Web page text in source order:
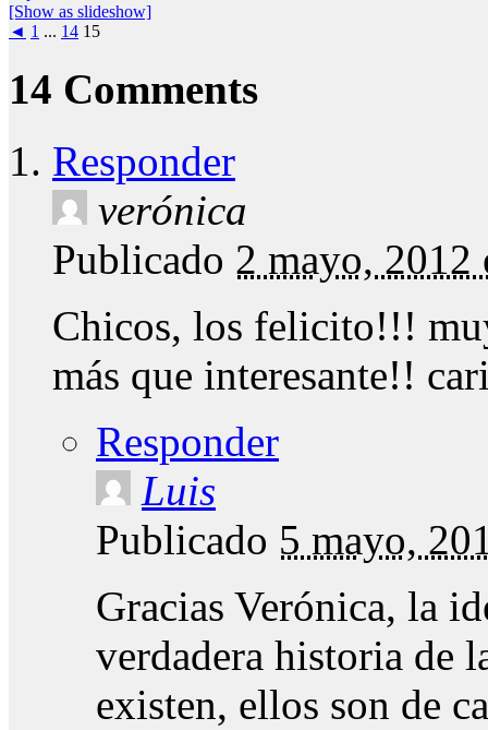
[Show as slideshow]
◄ 1 ... 14 15
14 Comments
Responder
verónica
Publicado 2 mayo, 2012
Chicos, los felicito!!!
más que interesante!!
Responder
Luis
Publicado 5 mayo,
Gracias Verónica, la
verdadera historia de
existen, ellos son de